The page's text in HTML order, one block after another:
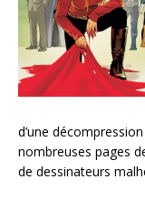
d’une
nombreuses pages
de dessinateurs